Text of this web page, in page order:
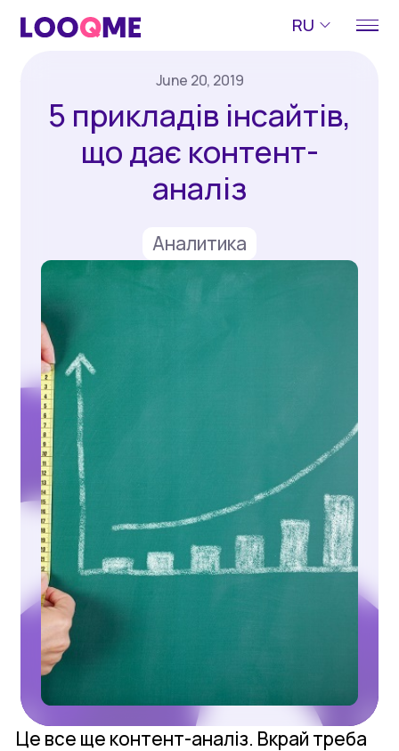
RU
June 20, 2019
5 прикладів інсайтів,
що дає контент-
аналіз
Аналитика
Це все ще контент-аналіз. Вкрай треба